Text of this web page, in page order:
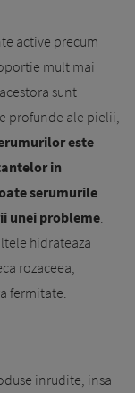
active precum
mult mai
sunt
profunde ale pielii,
este
in
serumurile
unei probleme.
hidrateaza
rozaceea,
fermitate.
inrudite, insa